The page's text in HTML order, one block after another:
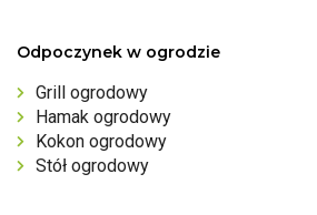
Odpoczynek w ogrodzie
Grill ogrodowy
Hamak ogrodowy
Kokon ogrodowy
Stół ogrodowy